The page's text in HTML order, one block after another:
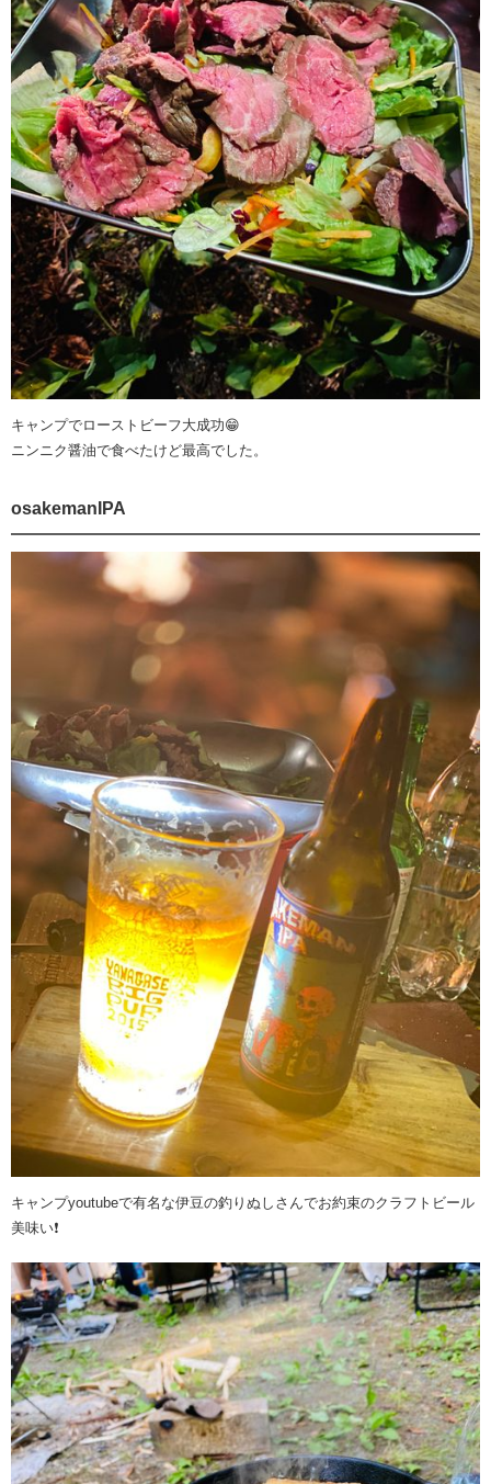
キャンプでローストビーフ大成功😁
ニンニク醤油で食べたけど最高でした。
osakemanIPA
キャンプyoutubeで有名な伊豆の釣りぬしさんでお約束のクラフトビール
美味い❗️